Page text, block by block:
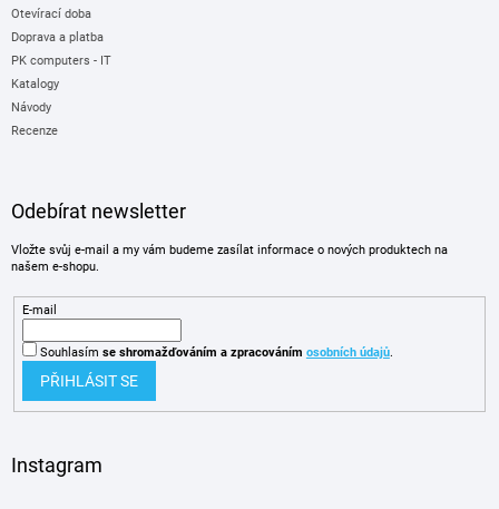
Otevírací doba
Doprava a platba
PK computers - IT
Katalogy
Návody
Recenze
Odebírat newsletter
Vložte svůj e-mail a my vám budeme zasílat informace o nových produktech na
našem e-shopu.
E-mail
Souhlasím se shromažďováním a zpracováním osobních údajů.
PŘIHLÁSIT SE
Instagram